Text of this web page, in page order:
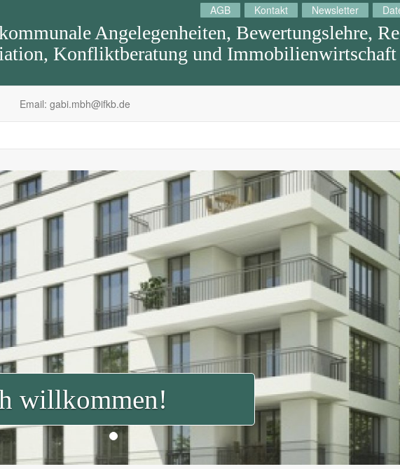
AGB Kontakt Newsletter
Angelegenheiten, Bewertungslehre,
Konfliktberatung und Immobilienwirtschaft
Email: gabi.mbh@ifkb.de
willkommen!